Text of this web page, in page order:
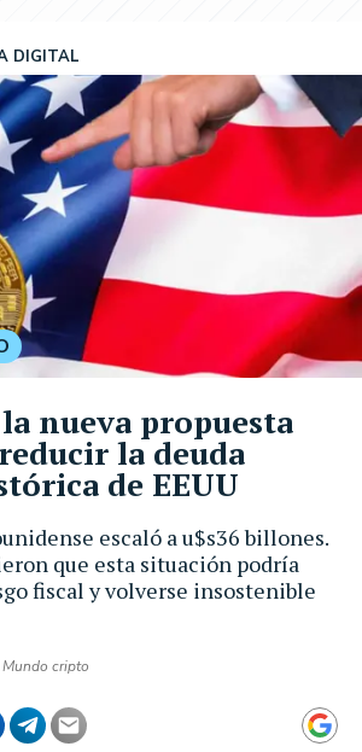
escaló a u$s36 billones.
que esta situación podría
fiscal y volverse insostenible
DIGITAL
cripto
nueva propuesta
la deuda
de EEUU